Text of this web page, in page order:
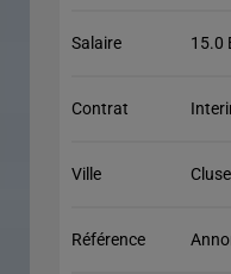
Salaire 15.0
Contrat
Ville
Référence